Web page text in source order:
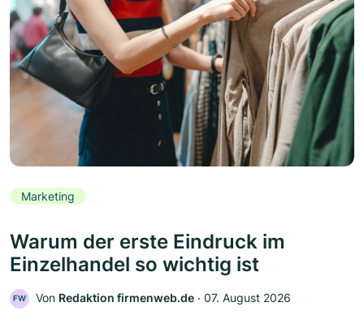
Marketing
Warum der erste Eindruck im
Einzelhandel so wichtig ist
FW Von Redaktion firmenweb.de ‧ 07. August 2026